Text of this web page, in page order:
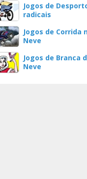
Jogos de
radicais
Jogos de Corrida
Neve
Jogos de Branca
Neve